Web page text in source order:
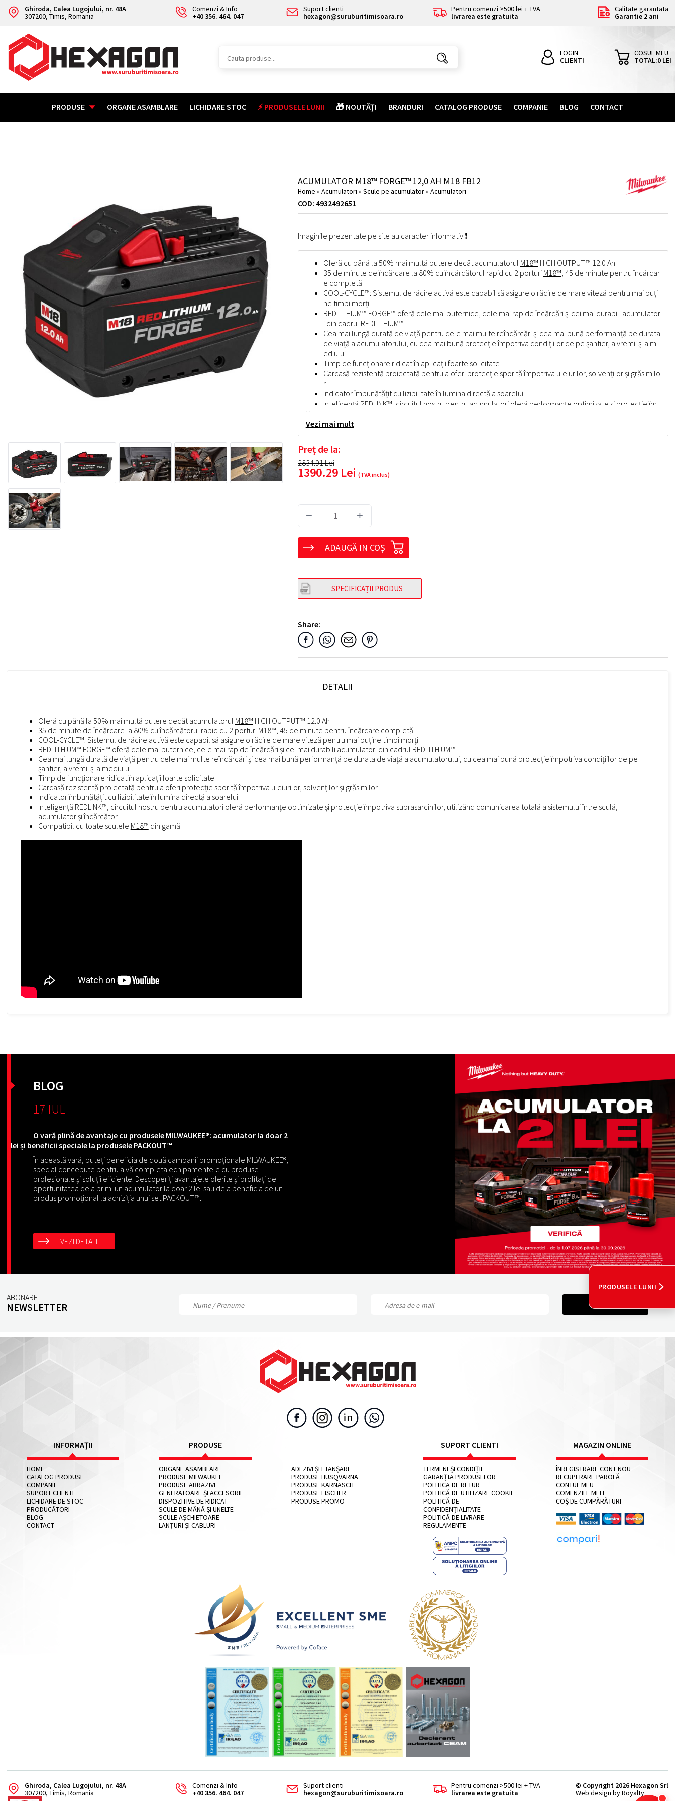
Ghiroda, Calea Lugojului, nr. 48A
307200, Timis, Romania
Comenzi & Info
+40 356. 464. 047
Suport clienti
hexagon@suruburitimisoara.ro
Pentru comenzi >500 lei + TVA
livrarea este gratuita
Calitate garantata
Garantie 2 ani
COSUL MEU
TOTAL:0LEI
LOGIN
CLIENTI
PRODUSE ORGANE ASAMBLARE LICHIDARE STOC ⚡ PRODUSELE LUNII 🎁 NOUTĂȚI BRANDURI CATALOG PRODUSE COMPANIE BLOG CONTACT
ACUMULATOR M18™ FORGE™ 12,0 AH M18 FB12
Home » Acumulatori » Scule pe acumulator» Acumulatori
COD: 4932492651
Imaginile prezentate pe site au caracter informativ ❗
Oferă cu până la 50% mai multă putere decât acumulatorul M18™ HIGH OUTPUT™ 12.0 Ah
35 de minute de încărcare la 80% cu încărcătorul rapid cu 2 porturi M18™, 45 de minute pentru încărcar
e completă
COOL-CYCLE™: Sistemul de răcire activă este capabil să asigure o răcire de mare viteză pentru mai puți
ne timpi morți
REDLITHIUM™ FORGE™ oferă cele mai puternice, cele mai rapide încărcări și cei mai durabili acumulator
i din cadrul REDLITHIUM™
Cea mai lungă durată de viață pentru cele mai multe reîncărcări și cea mai bună performanță pe durata
de viață a acumulatorului, cu cea mai bună protecție împotriva condițiilor de pe șantier, a vremii și a m
ediului
Timp de funcționare ridicat în aplicații foarte solicitate
Carcasă rezistentă proiectată pentru a oferi protecție sporită împotriva uleiurilor, solvenților și grăsimilo
r
Indicator îmbunătățit cu lizibilitate în lumina directă a soarelui
Inteligență REDLINK™, circuitul nostru pentru acumulatori oferă performanțe optimizate și protecție îm
Compatibil cu toate sculele
Vezi mai mult
Preț de la:
2834.91Lei
1390.29Lei (TVA inclus)
− +
ADAUGĂ IN COȘ
SPECIFICAȚII PRODUS
Share:
DETALII
Oferă cu până la 50% mai multă putere decât acumulatorul M18™ HIGH OUTPUT™ 12.0 Ah
35 de minute de încărcare la 80% cu încărcătorul rapid cu 2 porturi M18™ , 45 de minute pentru încărcare completă
COOL-CYCLE™: Sistemul de răcire activă este capabil să asigure o răcire de mare viteză pentru mai puține timpi morți
REDLITHIUM™ FORGE™ oferă cele mai puternice, cele mai rapide încărcări și cei mai durabili acumulatori din cadrul REDLITHIUM™
Cea mai lungă durată de viață pentru cele mai multe reîncărcări și cea mai bună performanță pe durata de viață a acumulatorului, cu cea mai bună protecție împotriva condițiilor de pe
șantier, a vremii și a mediului
Timp de funcționare ridicat în aplicații foarte solicitate
Carcasă rezistentă proiectată pentru a oferi protecție sporită împotriva uleiurilor, solvenților și grăsimilor
Indicator îmbunătățit cu lizibilitate în lumina directă a soarelui
Inteligență REDLINK™, circuitul nostru pentru acumulatori oferă performanțe optimizate și protecție împotriva suprasarcinilor, utilizând comunicarea totală a sistemului între sculă,
acumulator și încărcător
Compatibil cu toate sculele M18™ din gamă
BLOG
17 IUL
O vară plină de avantaje cu produsele MILWAUKEE®: acumulator la doar 2
lei și beneficii speciale la produsele PACKOUT™
În această vară, puteți beneficia de două campanii promoționale MILWAUKEE®,
special concepute pentru a vă completa echipamentele cu produse
profesionale și soluții eficiente. Descoperiți avantajele oferite și profitați de
oportunitatea de a primi un acumulator la doar 2 lei sau de a beneficia de un
produs promoțional la achiziția unui set PACKOUT™.
VEZI DETALII
ABONARE
NEWSLETTER
INFORMAȚII
HOME
CATALOG PRODUSE
COMPANIE
SUPORT CLIENTI
LICHIDARE DE STOC
PRODUCĂTORI
BLOG
CONTACT
PRODUSE
ORGANE ASAMBLARE
PRODUSE MILWAUKEE
PRODUSE ABRAZIVE
GENERATOARE ȘI ACCESORII
DISPOZITIVE DE RIDICAT
SCULE DE MÂNĂ ȘI UNELTE
SCULE AȘCHIETOARE
LANȚURI ȘI CABLURI
ADEZIVI ȘI ETANȘARE
PRODUSE HUSQVARNA
PRODUSE KARNASCH
PRODUSE FISCHER
PRODUSE PROMO
SUPORT CLIENTI
TERMENI ȘI CONDIȚII
GARANȚIA PRODUSELOR
POLITICA DE RETUR
POLITICĂ DE UTILIZARE COOKIE
POLITICĂ DE
CONFIDENȚIALITATE
POLITICĂ DE LIVRARE
REGULAMENTE
MAGAZIN ONLINE
ÎNREGISTRARE CONT NOU
RECUPERARE PAROLĂ
CONTUL MEU
COMENZILE MELE
COȘ DE CUMPĂRĂTURI
Ghiroda, Calea Lugojului, nr. 48A
307200, Timis, Romania
Comenzi & Info
+40 356. 464. 047
Suport clienti
hexagon@suruburitimisoara.ro
Pentru comenzi >500 lei + TVA
livrarea este gratuita
© Copyright 2026 Hexagon Srl
Web design by Royalty
PRODUSELE LUNII